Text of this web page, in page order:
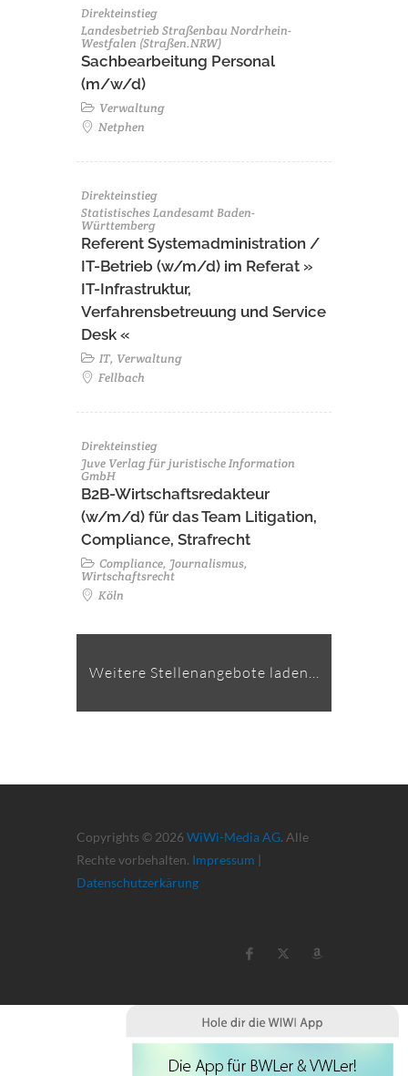
Direkteinstieg
Landesbetrieb Straßenbau Nordrhein-
Westfalen (Straßen.NRW)
Sachbearbeitung Personal
(m/w/d)
Verwaltung
Netphen
Direkteinstieg
Statistisches Landesamt Baden-
Württemberg
Referent Systemadministration /
IT-Betrieb (w/m/d) im Referat »
IT-Infrastruktur,
Verfahrensbetreuung und Service
Desk «
IT, Verwaltung
Fellbach
Direkteinstieg
Juve Verlag für juristische Information
GmbH
B2B-Wirtschaftsredakteur
(w/m/d) für das Team Litigation,
Compliance, Strafrecht
Compliance, Journalismus,
Wirtschaftsrecht
Köln
Weitere Stellenangebote laden...
Copyrights © 2026 WiWi-Media AG. Alle
Rechte vorbehalten. Impressum |
Datenschutzerkärung